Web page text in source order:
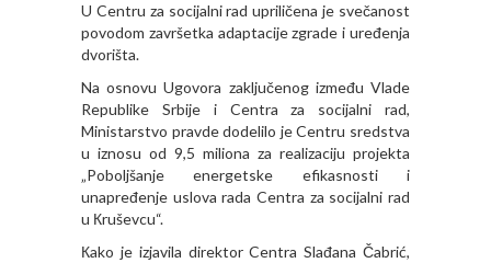
U Centru za socijalni rad upriličena je svečanost
povodom završetka adaptacije zgrade i uređenja
dvorišta.
Na osnovu Ugovora zaključenog između Vlade
Republike Srbije i Centra za socijalni rad,
Ministarstvo pravde dodelilo je Centru sredstva
u iznosu od 9,5 miliona za realizaciju projekta
„Poboljšanje energetske efikasnosti i
unapređenje uslova rada Centra za socijalni rad
u Кruševcu“.
Кako je izjavila direktor Centra Slađana Čabrić,